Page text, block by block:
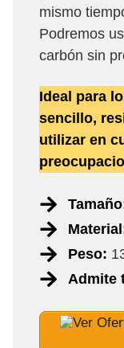
mismo
Podremos
carbón sin
Ideal para
sencillo,
utilizar en
Peso:
Admite